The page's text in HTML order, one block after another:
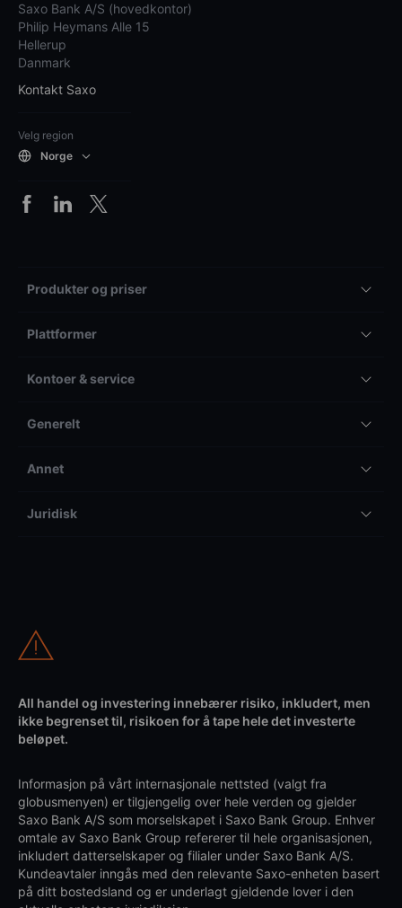
Saxo Bank A/S (hovedkontor)
Philip Heymans Alle 15
Hellerup
Danmark
Kontakt Saxo
Velg region
Norge
Produkter og priser
Plattformer
Kontoer & service
Generelt
Annet
Juridisk
All handel og investering innebærer risiko, inkludert, men
ikke begrenset til, risikoen for å tape hele det investerte
beløpet.
Informasjon på vårt internasjonale nettsted (valgt fra
globusmenyen) er tilgjengelig over hele verden og gjelder
Saxo Bank A/S som morselskapet i Saxo Bank Group. Enhver
omtale av Saxo Bank Group refererer til hele organisasjonen,
inkludert datterselskaper og filialer under Saxo Bank A/S.
Kundeavtaler inngås med den relevante Saxo-enheten basert
på ditt bostedsland og er underlagt gjeldende lover i den